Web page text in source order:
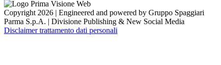
Copyright 2026 | Engineered and powered by Gruppo Spaggiari
Parma S.p.A. | Divisione Publishing & New Social Media
Disclaimer trattamento dati personali